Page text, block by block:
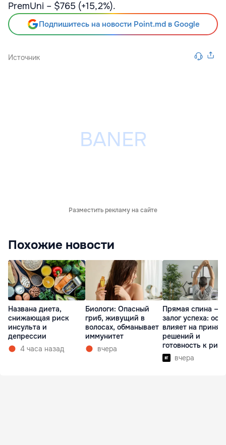
PremUni – $765 (+15,2%).
Подпишитесь на новости Point.md в Google
Источник
Разместить рекламу на сайте
Похожие новости
Названа диета,
снижающая риск
инсульта и
депрессии
4 часа назад
Биологи: Опасный
гриб, живущий в
волосах, обманывает
иммунитет
вчера
Прямая спина —
залог успеха:
влияет на
решений и
готовность к
вчера